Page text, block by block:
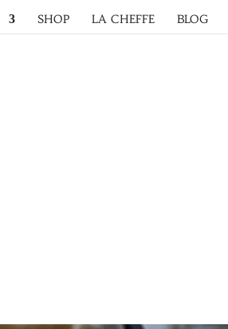
SHOP LA CHEFFE BLOG